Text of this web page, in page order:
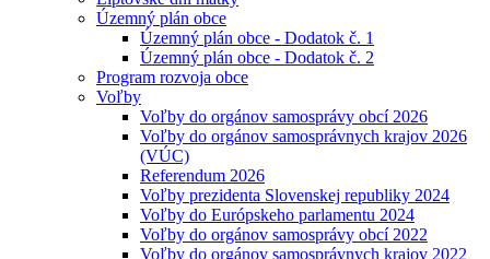
Územný plán obce
Územný plán obce - Dodatok č. 1
Územný plán obce - Dodatok č. 2
Program rozvoja obce
Voľby
Voľby do orgánov samosprávy obcí 2026
Voľby do orgánov samosprávnych krajov 2026
(VÚC)
Referendum 2026
Voľby prezidenta Slovenskej republiky 2024
Voľby do Európskeho parlamentu 2024
Voľby do orgánov samosprávy obcí 2022
Voľby do orgánov samosprávnych krajov 2022